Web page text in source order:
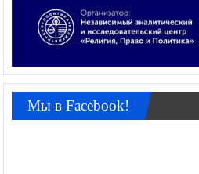
Мы в Facebook!